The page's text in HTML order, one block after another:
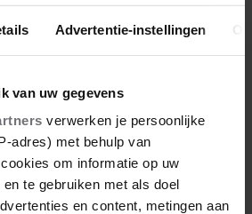
Advertentie-instellingen
van uw gegevens
verwerken je persoonlijke
adres) met behulp van
om informatie op uw
te gebruiken met als doel
en content, metingen aan
Geheim ligt nu in de winkel